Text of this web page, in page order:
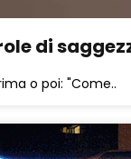
di
o poi: "Come..